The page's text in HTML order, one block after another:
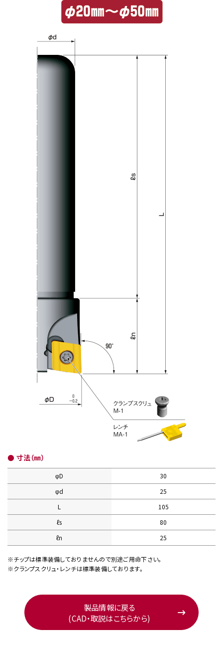
● 寸法（㎜）
φD
30
φd
25
L
105
ℓs
80
ℓn
25
※チップは標準装備しておりませんので別途ご用命下さい。
※クランプスクリュ・レンチは標準装備しております。
製品情報に戻る
(CAD・取説はこちらから)